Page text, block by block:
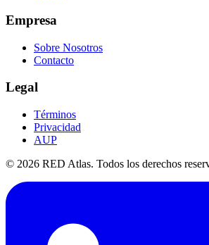
Empresa
Sobre Nosotros
Contacto
Legal
Términos
Privacidad
AUP
© 2026 RED Atlas. Todos los derechos